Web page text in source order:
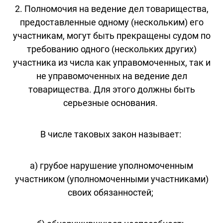
2. Полномочия на ведение дел товарищества,
предоставленные одному (нескольким) его
участникам, могут быть прекращены судом по
требованию одного (нескольких других)
участника из числа как управомоченных, так и
не управомоченных на ведение дел
товарищества. Для этого должны быть
серьезные основания.
В числе таковых закон называет:
а) грубое нарушение уполномоченным
участником (уполномоченными участниками)
своих обязанностей;